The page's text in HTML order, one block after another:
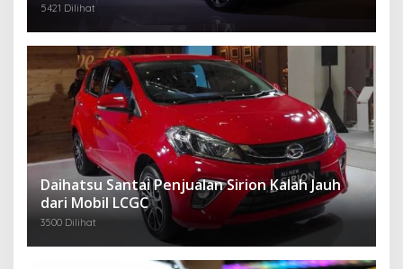
5421 Dilihat
Daihatsu Santai Penjualan Sirion Kalah Jauh
dari Mobil LCGC
3500 Dilihat